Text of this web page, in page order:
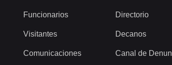
Funcionarios
Visitantes
Comunicaciones
Directorio
Decanos
Canal de